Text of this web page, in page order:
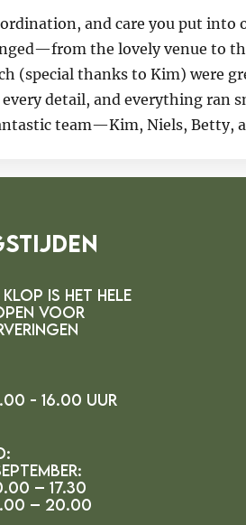
and care you put into
the lovely venue to
(special thanks to Kim) were
detail, and everything ran
team—Kim, Niels, Betty,
IS HET HELE
VOOR
- 16.00 uur
– 17.30
– 20.00